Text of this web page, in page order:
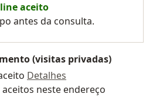
aceito
antes da consulta.
(visitas privadas)
Detalhes
neste endereço